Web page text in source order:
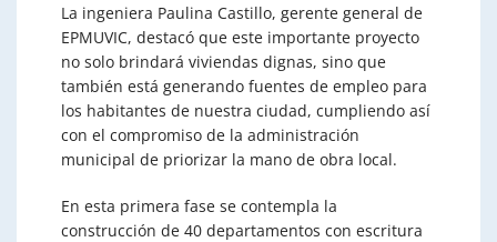
La ingeniera Paulina Castillo, gerente general de
EPMUVIC, destacó que este importante proyecto
no solo brindará viviendas dignas, sino que
también está generando fuentes de empleo para
los habitantes de nuestra ciudad, cumpliendo así
con el compromiso de la administración
municipal de priorizar la mano de obra local.
En esta primera fase se contempla la
construcción de 40 departamentos con escritura